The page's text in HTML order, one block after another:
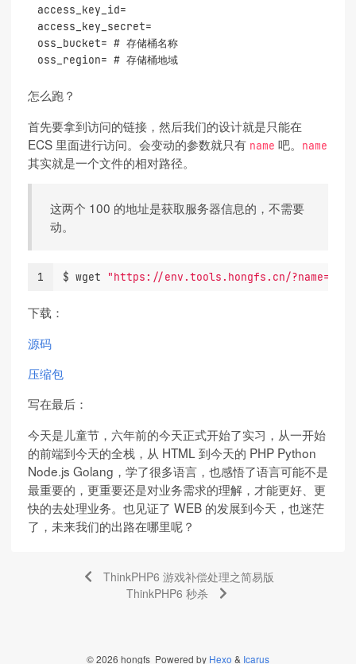
access_key_id=
access_key_secret=
oss_bucket= # 存储桶名称
oss_region= # 存储桶地域
怎么跑？
首先要拿到访问的链接，然后我们的设计就是只能在
ECS 里面进行访问。会变动的参数就只有 name 吧。 name
其实就是一个文件的相对路径。
这两个 100 的地址是获取服务器信息的，不需要
动。
1 $ wget "https://env.tools.hongfs.cn/
下载：
源码
压缩包
写在最后：
今天是儿童节，六年前的今天正式开始了实习，从一开始
的前端到今天的全栈，从 HTML 到今天的 PHP Python
Node.js Golang，学了很多语言，也感悟了语言可能不是
最重要的，更重要还是对业务需求的理解，才能更好、更
快的去处理业务。也见证了 WEB 的发展到今天，也迷茫
了，未来我们的出路在哪里呢？
ThinkPHP6 游戏补偿处理之简易版
ThinkPHP6 秒杀
© 2026 hongfs Powered by Hexo & Icarus